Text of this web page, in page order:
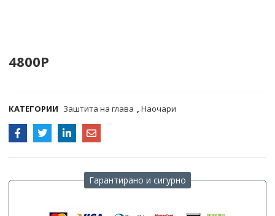
4800P
КАТЕГОРИИ Заштита на глава ,Наочари
Гарантирано и сигурно